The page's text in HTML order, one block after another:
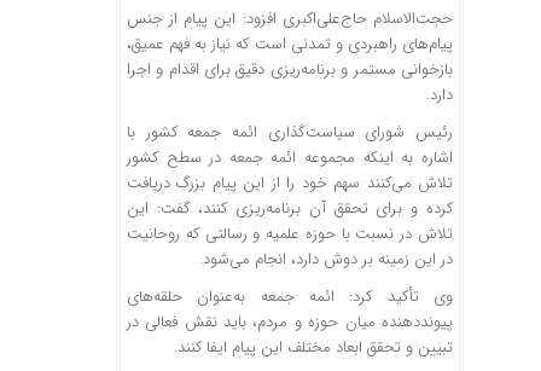
حجت‌الاسلام حاج‌علی‌اکبری افزود: این پیام از جنس
پیام‌های راهبردی و تمدنی است که نیاز به فهم عمیق،
بازخوانی مستمر و برنامه‌ریزی دقیق برای اقدام و اجرا
دارد.
رئیس شورای سیاست‌گذاری ائمه جمعه کشور با
اشاره به اینکه مجموعه ائمه جمعه در سطح کشور
تلاش می‌کنند سهم خود را از این پیام بزرگ دریافت
کرده و برای تحقق آن برنامه‌ریزی کنند، گفت: این
تلاش در نسبت با حوزه علمیه و رسالتی که روحانیت
در این زمینه بر دوش دارد، انجام می‌شود.
وی تأکید کرد: ائمه جمعه به‌عنوان حلقه‌های
پیونددهنده میان حوزه و مردم، باید نقش فعالی در
تبیین و تحقق ابعاد مختلف این پیام ایفا کنند.